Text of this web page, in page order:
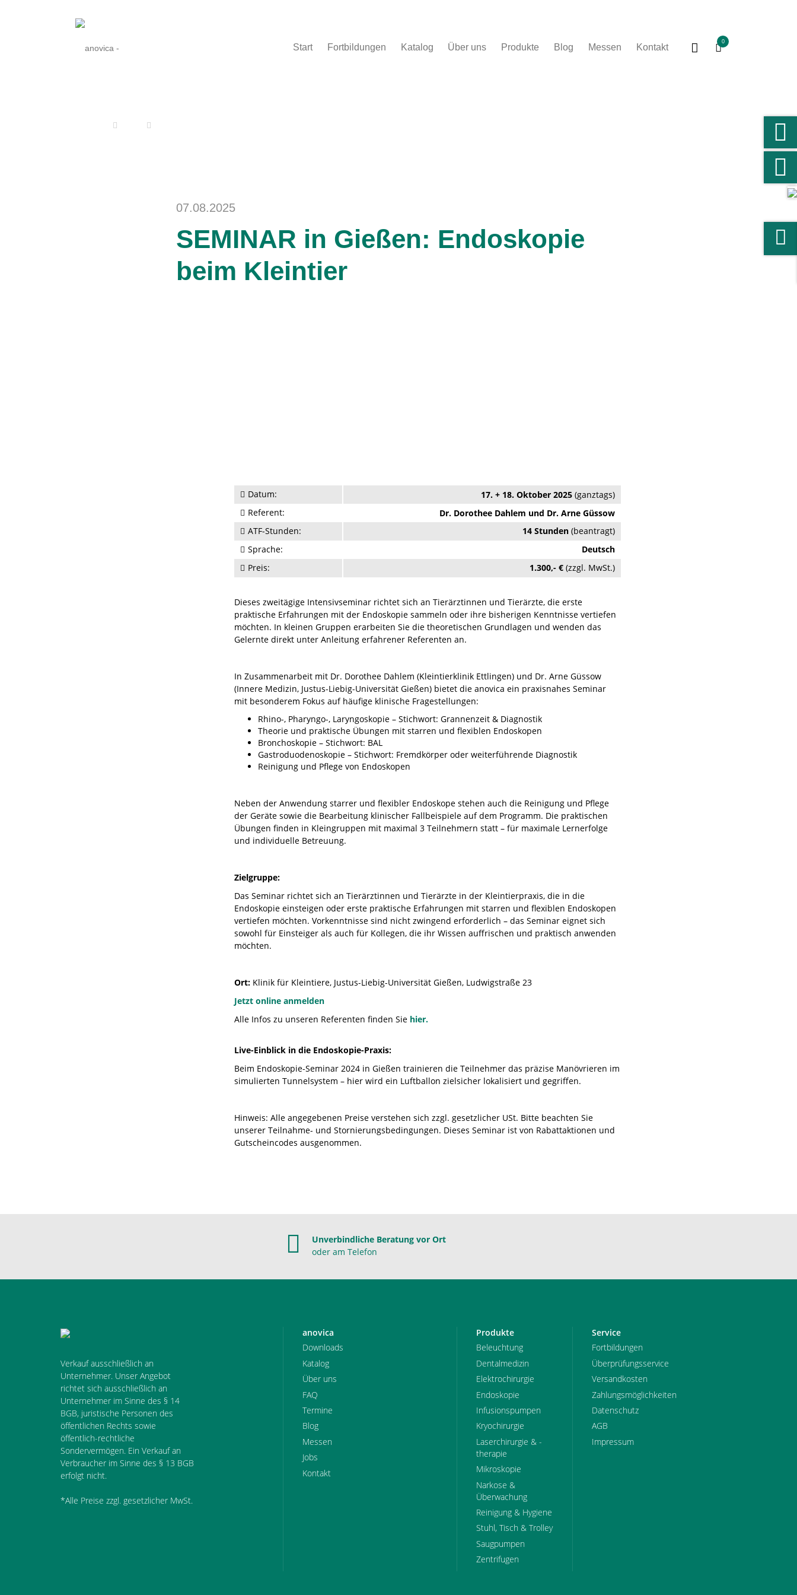
Start Fortbildungen Katalog Über uns Produkte Blog Messen Kontakt
0
07.08.2025
SEMINAR in Gießen: Endoskopie
beim Kleintier
Datum: 17. + 18. Oktober 2025 (ganztags)
Referent:
Dr. Dorothee Dahlem und Dr. Arne Güssow
ATF-Stunden:
14 Stunden (beantragt)
Sprache:
Deutsch
Preis:
1.300,- € (zzgl. MwSt.)
Dieses zweitägige Intensivseminar richtet sich an Tierärztinnen und Tierärzte, die erste
praktische Erfahrungen mit der Endoskopie sammeln oder ihre bisherigen Kenntnisse vertiefen
möchten. In kleinen Gruppen erarbeiten Sie die theoretischen Grundlagen und wenden das
Gelernte direkt unter Anleitung erfahrener Referenten an.
In Zusammenarbeit mit Dr. Dorothee Dahlem (Kleintierklinik Ettlingen) und Dr. Arne Güssow
(Innere Medizin, Justus-Liebig-Universität Gießen) bietet die anovica ein praxisnahes Seminar
mit besonderem Fokus auf häufige klinische Fragestellungen:
Rhino-, Pharyngo-, Laryngoskopie – Stichwort: Grannenzeit & Diagnostik
Theorie und praktische Übungen mit starren und flexiblen Endoskopen
Bronchoskopie – Stichwort: BAL
Gastroduodenoskopie – Stichwort: Fremdkörper oder weiterführende Diagnostik
Reinigung und Pflege von Endoskopen
Neben der Anwendung starrer und flexibler Endoskope stehen auch die Reinigung und Pflege
der Geräte sowie die Bearbeitung klinischer Fallbeispiele auf dem Programm. Die praktischen
Übungen finden in Kleingruppen mit maximal 3 Teilnehmern statt – für maximale Lernerfolge
und individuelle Betreuung.
Zielgruppe:
Das Seminar richtet sich an Tierärztinnen und Tierärzte in der Kleintierpraxis, die in die
Endoskopie einsteigen oder erste praktische Erfahrungen mit starren und flexiblen Endoskopen
vertiefen möchten. Vorkenntnisse sind nicht zwingend erforderlich – das Seminar eignet sich
sowohl für Einsteiger als auch für Kollegen, die ihr Wissen auffrischen und praktisch anwenden
möchten.
Ort:Klinik für Kleintiere, Justus-Liebig-Universität Gießen, Ludwigstraße 23
Jetzt online anmelden
Alle Infos zu unseren Referenten finden Sie hier.
Live-Einblick in die Endoskopie-Praxis:
Beim Endoskopie-Seminar 2024 in Gießen trainieren die Teilnehmer das präzise Manövrieren im
simulierten Tunnelsystem – hier wird ein Luftballon zielsicher lokalisiert und gegriffen.
Hinweis: Alle angegebenen Preise verstehen sich zzgl. gesetzlicher USt. Bitte beachten Sie
unserer Teilnahme- und Stornierungsbedingungen. Dieses Seminar ist von Rabattaktionen und
Gutscheincodes ausgenommen.
Unverbindliche Beratung vor Ort
oder am Telefon
Verkauf ausschließlich an
Unternehmer. Unser Angebot
richtet sich ausschließlich an
Unternehmer im Sinne des § 14
BGB, juristische Personen des
öffentlichen Rechts sowie
öffentlich-rechtliche
Sondervermögen. Ein Verkauf an
Verbraucher im Sinne des § 13 BGB
erfolgt nicht.
*Alle Preise zzgl. gesetzlicher MwSt.
anovica
Downloads
Katalog
Über uns
FAQ
Termine
Blog
Messen
Jobs
Kontakt
Produkte
Beleuchtung
Dentalmedizin
Elektrochirurgie
Endoskopie
Infusionspumpen
Kryochirurgie
Laserchirurgie & -
therapie
Mikroskopie
Narkose &
Überwachung
Reinigung & Hygiene
Stuhl, Tisch & Trolley
Saugpumpen
Zentrifugen
Service
Fortbildungen
Überprüfungsservice
Versandkosten
Zahlungsmöglichkeiten
Datenschutz
AGB
Impressum